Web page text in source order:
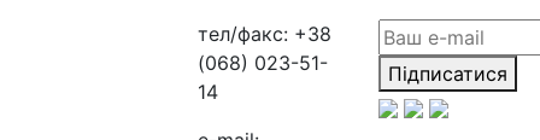
тел/факс: +38
(068) 023-51-
14
Підписатися